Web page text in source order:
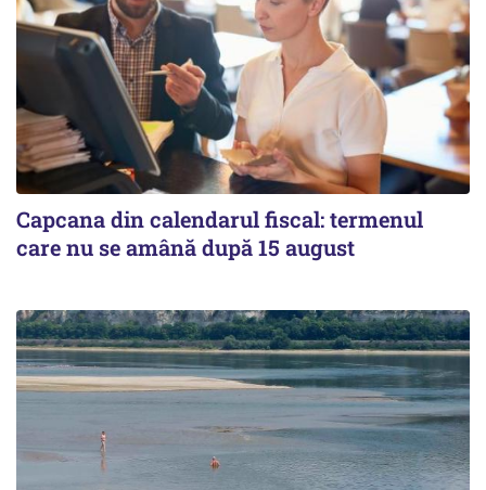
Capcana din calendarul fiscal: termenul
care nu se amână după 15 august